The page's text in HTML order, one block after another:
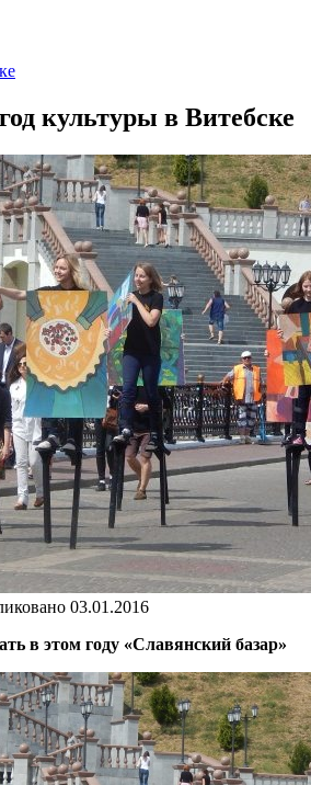
культуры в Витебске
03.01.2016
в этом году «Славянский базар»